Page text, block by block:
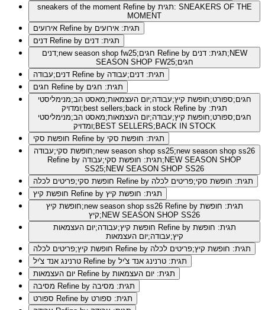
sneakers of the moment Refine by תגית: SNEAKERS OF THE
MOMENT
Refine by תגית: אירועים
Refine by תגית: דנים
Refine by תגית: דנים;NEW
SEASON SHOP FW25;חגים
Refine by תגית: דנים;עבודה
Refine by תגית: חגים
חגים;ספורט;חופשת קיץ;עבודה;יום העצמאות;מאסט הב;מנימליסטי
ומדויק;best sellers;back in stock Refine by תגית:
חגים;ספורט;חופשת קיץ;עבודה;יום העצמאות;מאסט הב;מנימליסטי
ומדויק;BEST SELLERS;BACK IN STOCK
Refine by תגית: חופשת סקי
חופשת סקי;עבודה;new season shop ss25;new season shop ss26
Refine by תגית: חופשת סקי;עבודה;NEW SEASON SHOP
SS25;NEW SEASON SHOP SS26
Refine by תגית: חופשת סקי;פריטים לכלה
Refine by תגית: חופשת קיץ
חופשת קיץ;new season shop ss26 Refine by תגית: חופשת
קיץ;NEW SEASON SHOP SS26
Refine by תגית: חופשת
קיץ;עבודה;יום העצמאות
Refine by תגית: חופשת קיץ;פריטים לכלה
Refine by תגית: טרנינג אנד צ'יל
Refine by תגית: יום העצמאות
Refine by תגית: מסיבה
Refine by תגית: ספורט